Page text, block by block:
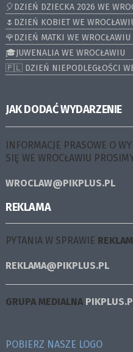
🎈DZIEŃ DZIECKA 2026 WE
🌷DZIEŃ KOBIET WE
🌹DZIEŃ MATKI WE WROCŁAWIU
🎓JUWENALIA WE WROCŁAWIU
🇵🇱 DZIEŃ NIEPODLEGŁOŚCI
JAK DODAĆ WYDARZENIE
INFORMACJE PRASOWE O
SIĘ WE WROCŁAWIU
WROCLAW@PIKPLUS.PL
REKLAMA
PYTANIA W SPRAWIE
REKLAMA@PIKPLUS.PL
GRUPA MEDIALNA
POBIERZ NASZE LOGO